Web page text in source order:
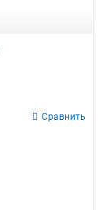
Сравнить